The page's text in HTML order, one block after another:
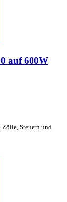
auf 600W
Steuern und